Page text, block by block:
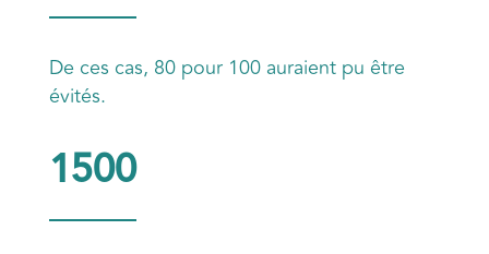
De ces cas, 80 pour 100 auraient pu être
évités.
1500